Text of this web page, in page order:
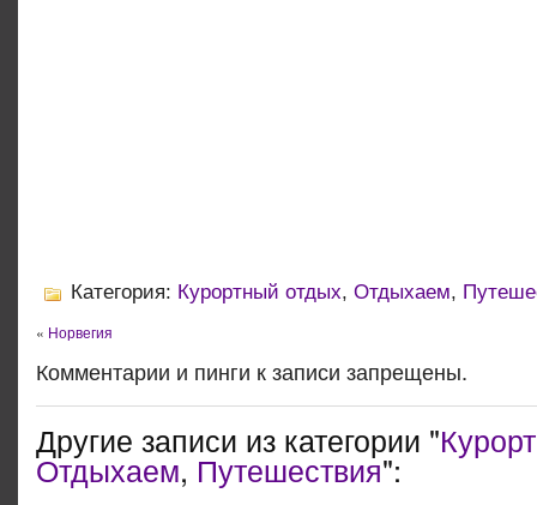
Категория: Курортный отдых, Отдыхаем,
« Норвегия
Комментарии и пинги к записи запрещены.
Другие записи из категории "
Отдыхаем, Путешествия":